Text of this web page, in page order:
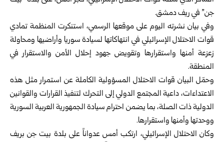
جن” في ريف دمشق.
وفي بيان نشرته اليوم على موقعها الرسمي، استنكرت المنظمة تمادي
قوات الاحتلال الإسرائيلي في انتهاكاتها لسيادة سوريا وأراضيها ومحاولة
زعزعة أمنها واستقرارها وتقويض جهود إحلال الأمن والاستقرار في
المنطقة.
وحمّل البيان قوات الاحتلال المسؤولية الكاملة عن استمرار مثل هذه
الاعتداءات، داعية المجتمع الدولي إلى التحرك لتنفيذ القرارات والقوانين
الدولية ذات الصلة، بما يضمن احترام سيادة الجمهورية العربية السورية
ووحدتها وأمنها واستقرارها.
وكان الاحتلال الإسرائيلي، ارتكب أمس عدواناً على بلدة بيت جن بريف